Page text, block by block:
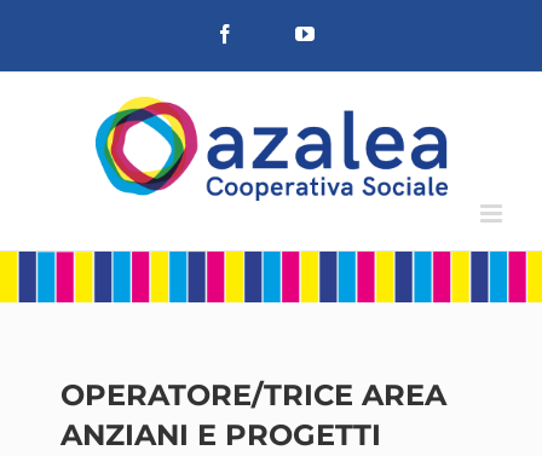
contenuto
Facebook YouTube
OPERATORE/TRICE AREA
ANZIANI E PROGETTI